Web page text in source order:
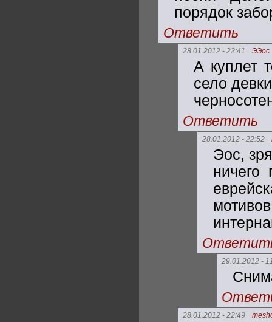
порядок
Ответить
28.01.2012 - 22:41 ЭЭос
А куплет
село
Ответить
28.01.2012 - 22:52
Эос,
ничего
29.01.2012 -
28.01.2012 - 22:49